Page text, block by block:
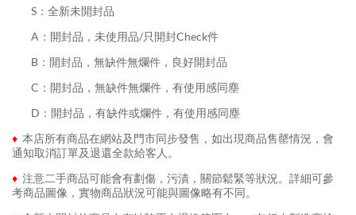
S：全新未開封品
A：開封品，未使用品/只開封Check件
B：開封品，無缺件無爛件，良好開封品
C：開封品，無缺件無爛件，有使用感同塵
D：開封品，有缺件或爛件，有使用感同塵
♦ 本店所有商品在網站及門市同步發售，如出現商品售罄情況，會
通知取消訂單及退還全款給客人。
♦ 注意二手商品可能會有劃傷，污漬，關節鬆緊等狀況。詳細可參
考商品圖像，實物商品狀況可能與圖像略有不同。